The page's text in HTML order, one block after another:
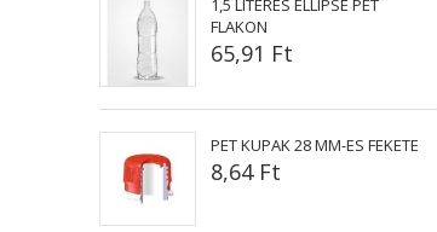
1,5 LITERES ELLIPSE PET
FLAKON
65,91 Ft
PET KUPAK 28 MM-ES FEKETE
8,64 Ft